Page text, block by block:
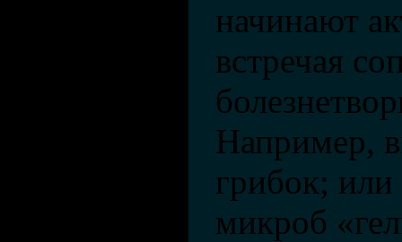
начинают
встречая
Например,
грибок;
микроб